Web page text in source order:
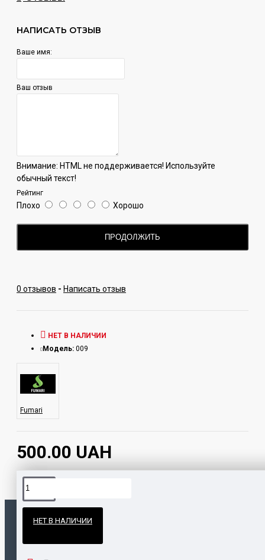
Даже несмотря на огромное разнообразие табачных
популярность и конкурентноспособность.
НАПИСАТЬ ОТЗЫВ
Ваше имя:
Ваш отзыв
Внимание: HTML не поддерживается! Используйте
обычный текст!
Рейтинг
Плохо Хорошо
ПРОДОЛЖИТЬ
0 отзывов - Написать отзыв
500.00 UAH
НЕТ В НАЛИЧИИ
Модель: 009
Fumari
НЕТ В НАЛИЧИИ
ПОПУЛЯРНЫЕ ТОВАРЫ